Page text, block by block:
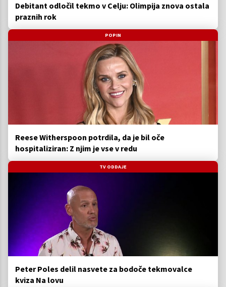
Debitant odločil tekmo v Celju: Olimpija znova ostala
praznih rok
POPIN
Reese Witherspoon potrdila, da je bil oče
hospitaliziran: Z njim je vse v redu
TV ODDAJE
Peter Poles delil nasvete za bodoče tekmovalce
kviza Na lovu